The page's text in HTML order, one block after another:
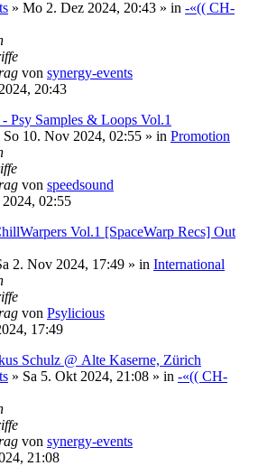
» Mo 2. Dez 2024, 20:43 » in -«(( CH-
von synergy-events
20:43
Psy Samples & Loops Vol.1
So 10. Nov 2024, 02:55 » in Promotion
von speedsound
02:55
Vol.1 [SpaceWarp Recs] Out
2. Nov 2024, 17:49 » in International
von Psylicious
17:49
Schulz @ Alte Kaserne, Zürich
» Sa 5. Okt 2024, 21:08 » in -«(( CH-
von synergy-events
21:08